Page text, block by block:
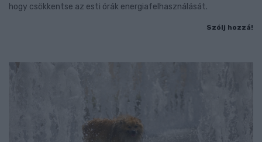
hogy csökkentse az esti órák energiafelhasználását.
Szólj hozzá!